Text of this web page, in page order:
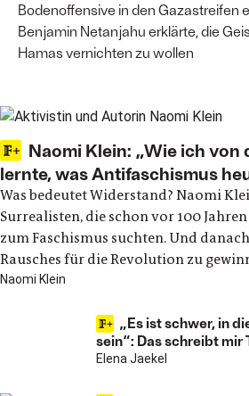
Bodenoffensive in den Gazastreifen
Benjamin Netanjahu erklärte, die
Hamas vernichten zu wollen
Main articles
Naomi Klein: „Wie ich von
lernte, was Antifaschismus
Was bedeutet Widerstand? Naomi
Surrealisten, die schon vor 100
zum Faschismus suchten. Und
Rausches für die Revolution zu
Naomi Klein
„Es ist schwer, in
sein“: Das schreibt mir
Elena Jaekel